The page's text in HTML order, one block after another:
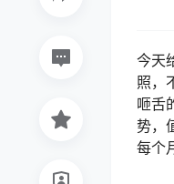
今天
照，
咂舌
势，
每个